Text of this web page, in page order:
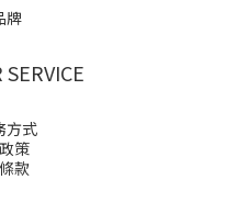
牌
方式
策
款